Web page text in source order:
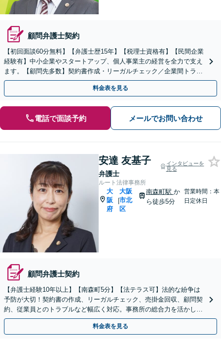
顧問弁護士契約
【初回面談60分無料】【弁護士歴15年】【税理士資格有】【民間企業
経験有】中小企業やスタートアップ、個人事業主の経営を全力で支え
ます。【顧問先多数】契約書作成・リーガルチェック／企業間トラブ
ル／従業員トラブルなど、幅広く対応。
料金表を見る
電話で面談予約 メールでお問い合わせ
安達 友基子
弁護士
インタビューを
見る
ルート法律事務所
大
阪
府
|
大阪
市北
区
南森町駅 か
ら徒歩5分
営業時間：本
日定休日
顧問弁護士契約
【弁護士経験10年以上】【南森町5分】【法テラス可】法的な紛争は
予防が大切！契約書の作成、リーガルチェック、売掛金回収、顧問契
約、従業員とのトラブルなど幅広く対応。事務所の総合力を活かし解
決を目指します。【初回面談無料】【顧問契約可】
料金表を見る